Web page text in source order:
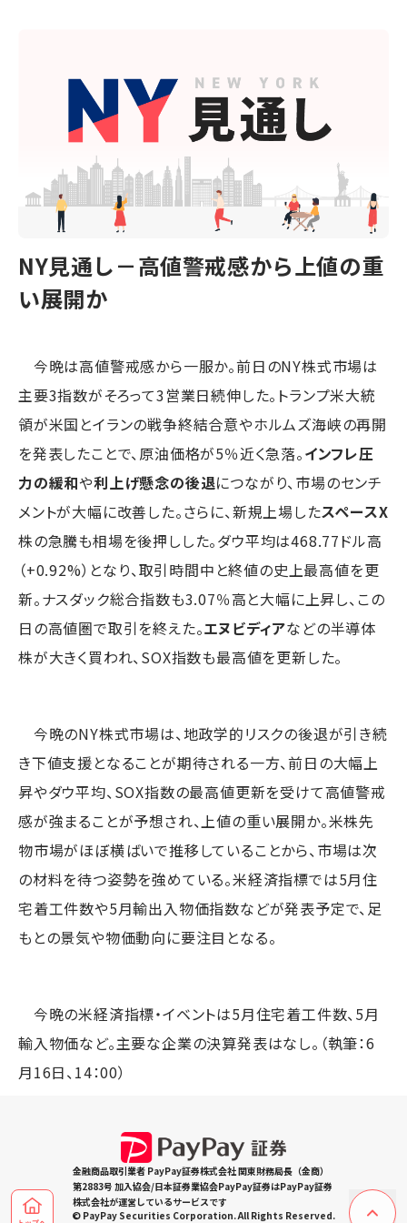
NY見通し－高値警戒感から上値の重
い展開か
今晩は高値警戒感から一服か。前日のNY株式市場は
主要3指数がそろって3営業日続伸した。トランプ米大統
領が米国とイランの戦争終結合意やホルムズ海峡の再開
を発表したことで、原油価格が5％近く急落。インフレ圧
力の緩和や利上げ懸念の後退につながり、市場のセンチ
メントが大幅に改善した。さらに、新規上場したスペースX
株の急騰も相場を後押しした。ダウ平均は468.77ドル高
（+0.92%）となり、取引時間中と終値の史上最高値を更
新。ナスダック総合指数も3.07％高と大幅に上昇し、この
日の高値圏で取引を終えた。エヌビディアなどの半導体
株が大きく買われ、SOX指数も最高値を更新した。
今晩のNY株式市場は、地政学的リスクの後退が引き続
き下値支援となることが期待される一方、前日の大幅上
昇やダウ平均、SOX指数の最高値更新を受けて高値警戒
感が強まることが予想され、上値の重い展開か。米株先
物市場がほぼ横ばいで推移していることから、市場は次
の材料を待つ姿勢を強めている。米経済指標では5月住
宅着工件数や5月輸出入物価指数などが発表予定で、足
もとの景気や物価動向に要注目となる。
今晩の米経済指標・イベントは5月住宅着工件数、5月
輸入物価など。主要な企業の決算発表はなし。（執筆：6
月16日、14：00）
金融商品取引業者 PayPay証券株式会社 関東財務局長（金商）
第2883号 加入協会/日本証券業協会PayPay証券はPayPay証券
株式会社が運営しているサービスです
© PayPay Securities Corporation. All Rights Reserved.